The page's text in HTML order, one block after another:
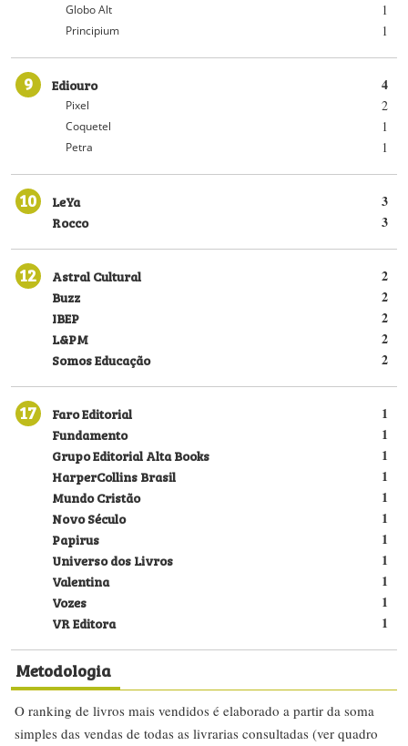
1
Globo Alt
1
Principium
9 4
Ediouro
2
Pixel
1
Coquetel
1
Petra
10 3
LeYa
3
Rocco
12 2
Astral Cultural
2
Buzz
2
IBEP
2
L&PM
2
Somos Educação
17 1
Faro Editorial
1
Fundamento
1
Grupo Editorial Alta Books
1
HarperCollins Brasil
1
Mundo Cristão
1
Novo Século
1
Papirus
1
Universo dos Livros
1
Valentina
1
Vozes
1
VR Editora
Metodologia
O ranking de livros mais vendidos é elaborado a partir da soma
simples das vendas de todas as livrarias consultadas (ver quadro